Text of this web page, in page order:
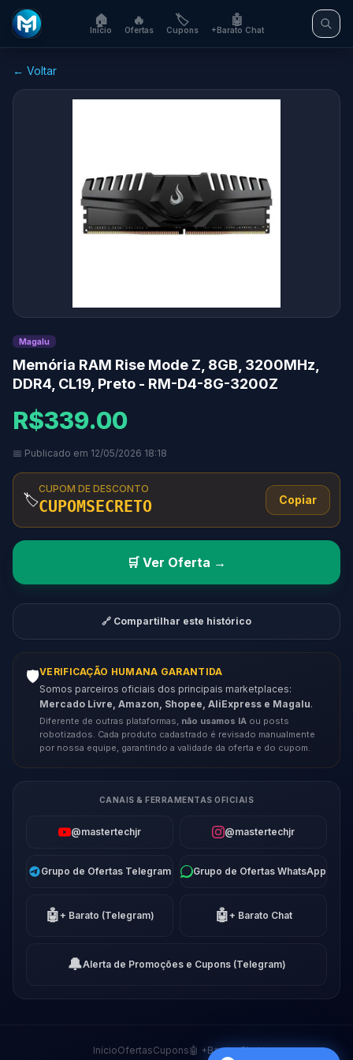
🏠
Início
🔥
Ofertas
🏷️
Cupons
🤖
+Barato Chat
← Voltar
Magalu
Memória RAM Rise Mode Z, 8GB, 3200MHz,
DDR4, CL19, Preto - RM-D4-8G-3200Z
R$339.00
📅 Publicado em 12/05/2026 18:18
🏷️
CUPOM DE DESCONTO
CUPOMSECRETO Copiar
🛒 Ver Oferta →
🔗 Compartilhar este histórico
🛡️VERIFICAÇÃO HUMANA GARANTIDA
Somos parceiros oficiais dos principais marketplaces:
Mercado Livre, Amazon, Shopee, AliExpress e Magalu.
Diferente de outras plataformas, não usamos IA ou posts
robotizados. Cada produto cadastrado é revisado manualmente
por nossa equipe, garantindo a validade da oferta e do cupom.
CANAIS & FERRAMENTAS OFICIAIS
@mastertechjr @mastertechjr
Grupo de Ofertas Telegram Grupo de Ofertas WhatsApp
🤖+ Barato (Telegram) 🤖+ Barato Chat
🔔Alerta de Promoções e Cupons (Telegram)
InícioOfertasCupons🤖 +Barato Chat